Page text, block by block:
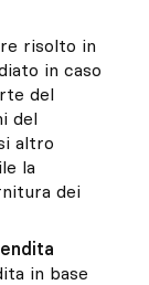
risolto in
in caso
del
del
altro
la
dei
in base